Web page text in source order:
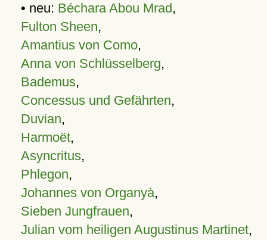
• neu: Béchara Abou Mrad,
Fulton Sheen,
Amantius von Como,
Anna von Schlüsselberg,
Bademus,
Concessus und Gefährten,
Duvian,
Harmoët,
Asyncritus,
Phlegon,
Johannes von Organyà,
Sieben Jungfrauen,
Julian vom heiligen Augustinus Martinet,